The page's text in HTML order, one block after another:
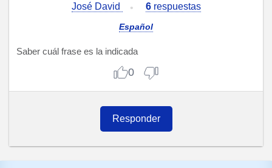
José David 6respuestas
Español
Saber cuál frase es la indicada
0
Responder